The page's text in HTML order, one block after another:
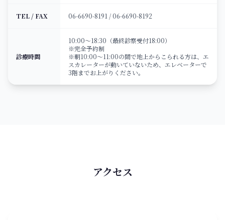
TEL / FAX 06-6690-8191 / 06-6690-8192
診療時間
10:00〜18:30（最終診察受付18:00）
※完全予約制
※朝10:00〜11:00の間で地上からこられる方は、エ
スカレーターが動いていないため、エレベーターで
3階までお上がりください。
アクセス